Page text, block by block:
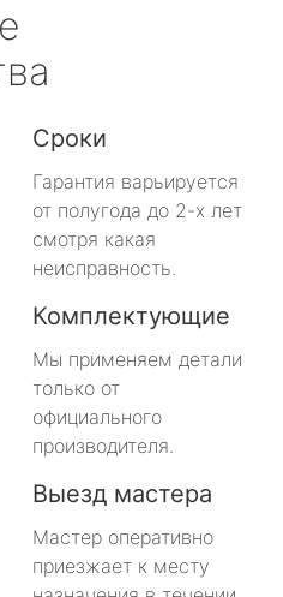
Сроки
Гарантия варьируется
от полугода до 2-х лет
смотря какая
неисправность.
Комплектующие
Мы применяем детали
только от
официального
производителя.
Выезд мастера
Мастер оперативно
приезжает к месту